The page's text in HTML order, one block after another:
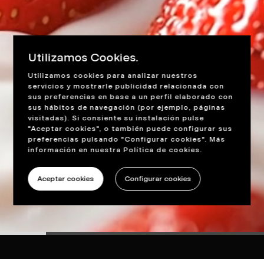
Utilizamos Cookies.
Utilizamos cookies para analizar nuestros
servicios y mostrarle publicidad relacionada con
sus preferencias en base a un perfil elaborado con
sus hábitos de navegación (por ejemplo, páginas
visitadas). Si consiente su instalación pulse
"Aceptar cookies", o también puede configurar sus
preferencias pulsando "Configurar cookies". Más
información en nuestraPolítica de cookies.
Aceptar cookies Configurar cookies